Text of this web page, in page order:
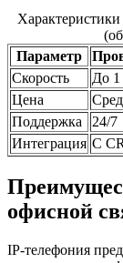
Параметр
Скорость
До 1
Цена
Поддержка
24/7
Интеграция С
офисной
IP-телефония